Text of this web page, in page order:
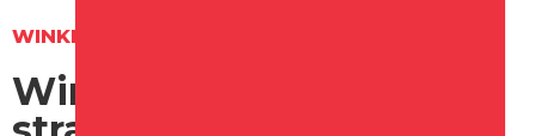
WINKELEN
Winkelcentrum en